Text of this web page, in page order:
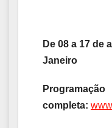
De 08 a 17 de
Janeiro
Programação
completa: